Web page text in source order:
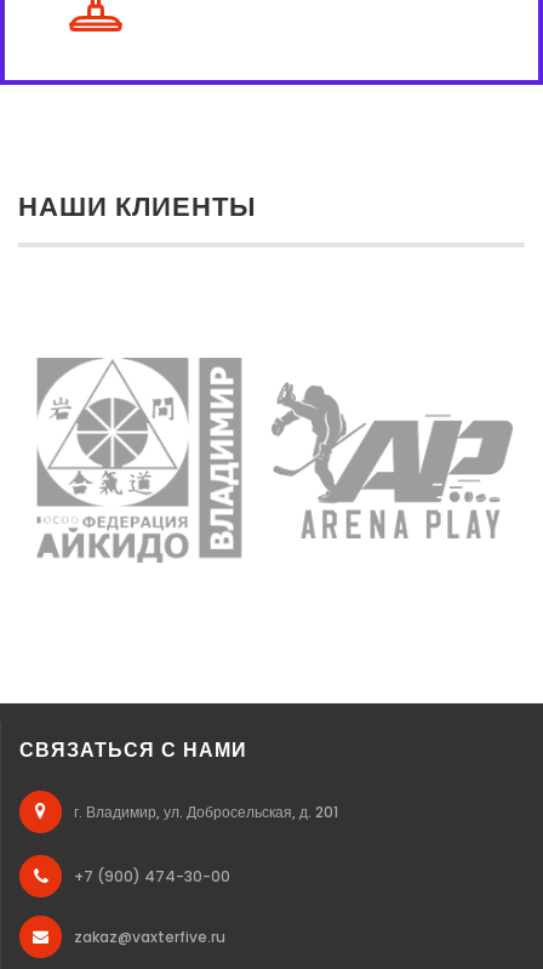
НАШИ КЛИЕНТЫ
СВЯЗАТЬСЯ С НАМИ
г. Владимир, ул. Добросельская, д. 201
+7 (900) 474-30-00
zakaz@vaxterfive.ru